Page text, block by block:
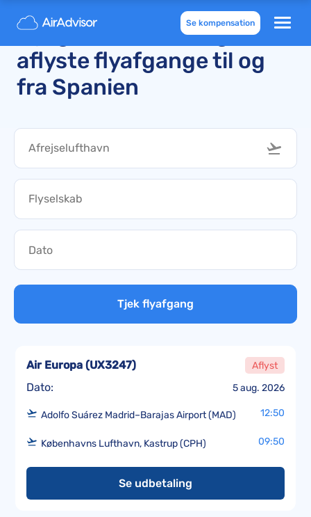
Se kompensation
Nyligt forsinkede og
aflyste flyafgange til og
fra Spanien
Tjek flyafgang
Dato: 5 aug. 2026
Air Europa (UX3247) Aflyst
Adolfo Suárez Madrid–Barajas Airport (MAD) 12:50
Københavns Lufthavn, Kastrup (CPH) 09:50
Se udbetaling